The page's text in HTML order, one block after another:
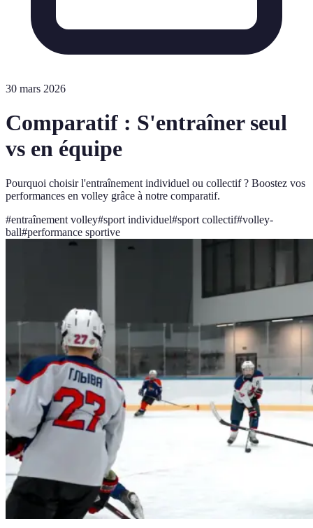
30 mars 2026
Comparatif : S'entraîner seul
vs en équipe
Pourquoi choisir l'entraînement individuel ou collectif ? Boostez vos
performances en volley grâce à notre comparatif.
#entraînement volley#sport individuel#sport collectif#volley-
ball#performance sportive